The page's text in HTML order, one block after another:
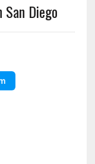
Diego